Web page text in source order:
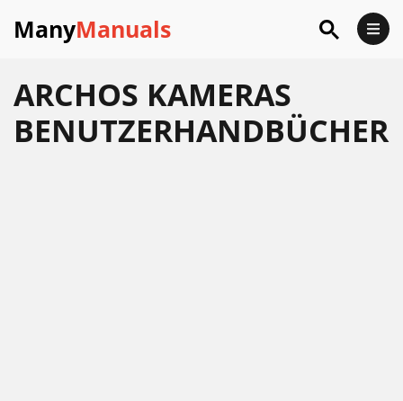
ManyManuals
ARCHOS KAMERAS
BENUTZERHANDBÜCHER